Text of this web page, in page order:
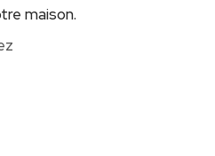
maison.